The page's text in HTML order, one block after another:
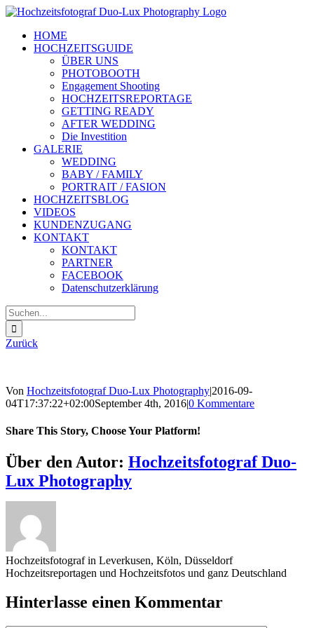
Zum
springenHOME
HOCHZEITSGUIDE
ÜBER UNS
PHOTOBOOTH
Engagement Shooting
HOCHZEITSREPORTAGE
GETTING READY
AFTER WEDDING
Die Investition
GALERIE
WEDDING
BABY / FAMILY
PORTRAIT / FASION
HOCHZEITSBLOG
VIDEOS
KUNDENZUGANG
KONTAKT
KONTAKT
PARTNER
FACEBOOK
Datenschutzerklärung
Suche
nach:
Zurück
Von Hochzeitsfotograf Duo-Lux Photography|2016-09-
04T17:37:22+02:00September 4th, 2016|0 Kommentare
Share This Story, Choose Your Platform!
Sharing_facebook
Sharing_twitter
Sharing_reddit
Über den Autor: Hochzeitsfotograf Duo-
Lux Photography
Hochzeitsfotograf in Leverkusen, Köln, Düsseldorf
Hochzeitsreportagen und Hochzeitsfotos und ganz Deutschland
Hinterlasse einen Kommentar